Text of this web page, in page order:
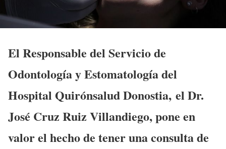
El Responsable del Servicio de
Odontología y Estomatología del
Hospital Quirónsalud Donostia, el Dr.
José Cruz Ruiz Villandiego, pone en
valor el hecho de tener una consulta de